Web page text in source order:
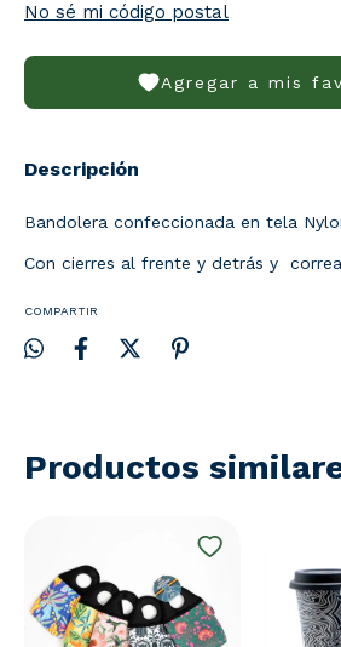
No sé mi código postal
Agregar a mis
Descripción
Bandolera confeccionada en tela
Con cierres al frente y detrás y
COMPARTIR
Productos